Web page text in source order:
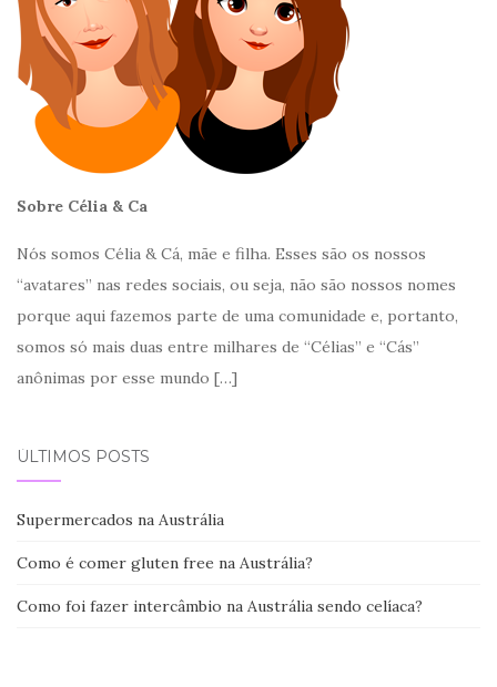
Sobre Célia & Ca
Nós somos Célia & Cá, mãe e filha. Esses são os nossos
“avatares” nas redes sociais, ou seja, não são nossos nomes
porque aqui fazemos parte de uma comunidade e, portanto,
somos só mais duas entre milhares de “Célias” e “Cás”
anônimas por esse mundo […]
ÚLTIMOS POSTS
Supermercados na Austrália
Como é comer gluten free na Austrália?
Como foi fazer intercâmbio na Austrália sendo celíaca?